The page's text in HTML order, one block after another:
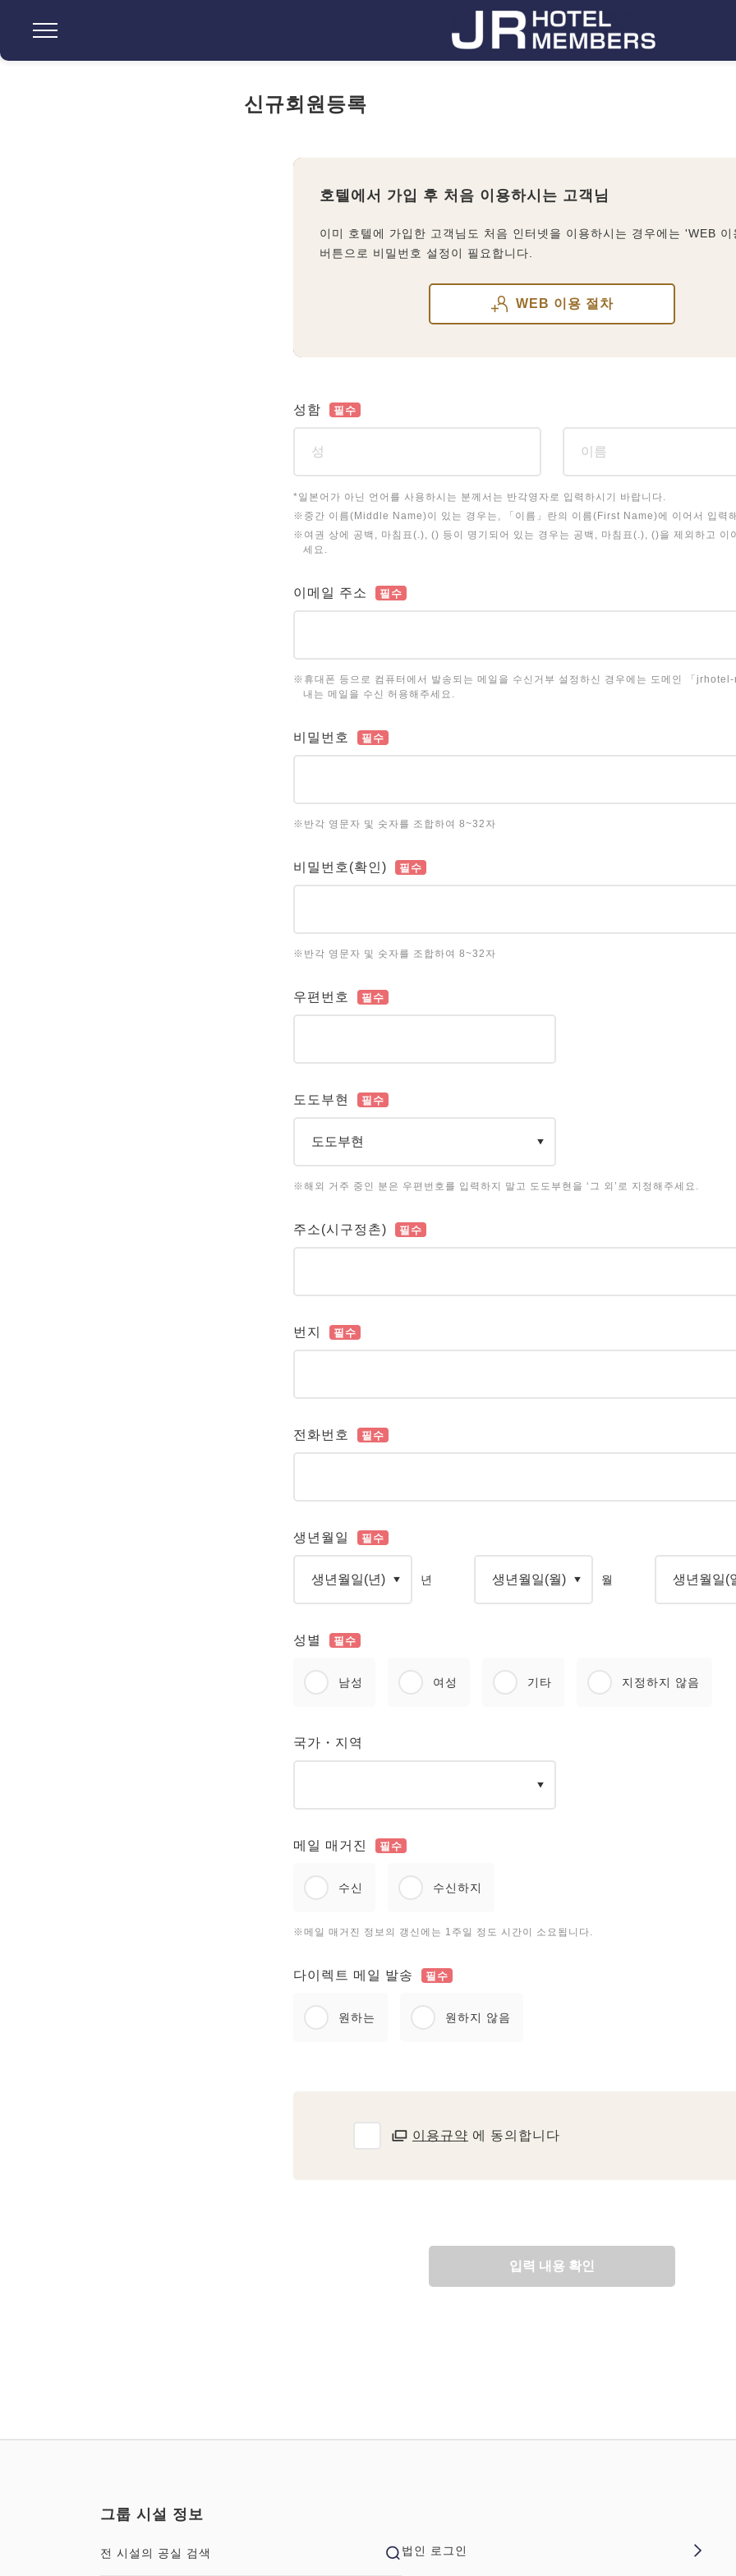
신규회원등록
호텔에서 가입 후 처음 이용하시는 고객님
이미 호텔에 가입한 고객님도 처음 인터넷을 이용하시는 경우에는 'WEB
버튼으로 비밀번호 설정이 필요합니다.
WEB 이용 절차
성함 필수
*일본어가 아닌 언어를 사용하시는 분께서는 반각영자로 입력하시기 바랍니다.
※중간 이름(Middle Name)이 있는 경우는, 「이름」란의 이름(First Name)에 이어서 입력
※여권 상에 공백, 마침표(.), () 등이 명기되어 있는 경우는 공백, 마침표(.), ()을 제외하고 이
세요.
이메일 주소 필수
※휴대폰 등으로 컴퓨터에서 발송되는 메일을 수신거부 설정하신 경우에는 도메인 「
내는 메일을 수신 허용해주세요.
비밀번호 필수
※반각 영문자 및 숫자를 조합하여 8~32자
비밀번호(확인) 필수
※반각 영문자 및 숫자를 조합하여 8~32자
우편번호 필수
도도부현 필수
※해외 거주 중인 분은 우편번호를 입력하지 말고 도도부현을 ‘그 외’로 지정해주세요.
주소(시구정촌) 필수
번지 필수
전화번호 필수
생년월일 필수
년 월
성별 필수
남성 여성 기타 지정하지 않음
국가・지역
메일 매거진 필수
수신 수신하지
※메일 매거진 정보의 갱신에는 1주일 정도 시간이 소요됩니다.
다이렉트 메일 발송 필수
원하는 원하지 않음
이용규약 에 동의합니다
입력 내용 확인
그룹 시설 정보
전 시설의 공실 검색 법인 로그인